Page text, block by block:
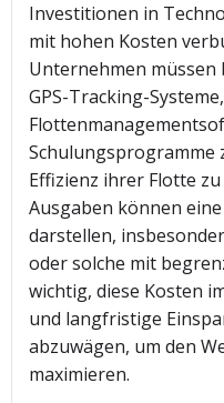
Investitionen in
mit hohen Kosten
Unternehmen müssen
GPS-Tracking-Systeme,
Schulungsprogramme
Effizienz ihrer Flotte
Ausgaben können
darstellen,
oder solche mit
wichtig, diese Kosten
und langfristige
abzuwägen, um den
maximieren.